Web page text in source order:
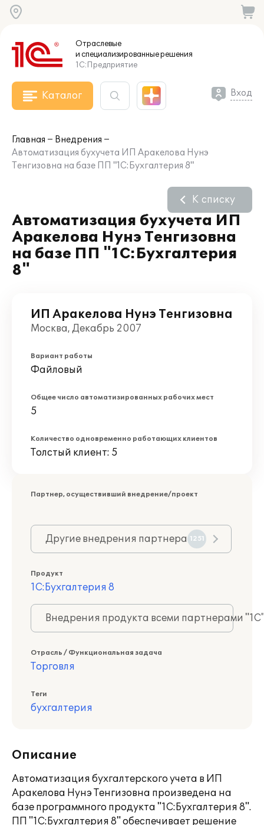
Отраслевые
и специализированныерешения
1С:Предприятие
Каталог Вход
Главная
Внедрения
Автоматизация бухучета ИП Аракелова Нунэ
Тенгизовна на базе ПП "1С:Бухгалтерия 8"
Автоматизация бухучета ИП
Аракелова Нунэ Тенгизовна
на базе ПП "1С:Бухгалтерия
8"
К списку
ИП Аракелова Нунэ Тенгизовна
Москва, Декабрь 2007
Вариант работы
Файловый
Общее число автоматизированных рабочих мест
5
Количество одновременно работающих клиентов
Толстый клиент: 5
Партнер, осуществивший внедрение/проект
Другие внедрения партнера 1251
Продукт
1С:Бухгалтерия 8
Внедрения продукта всеми партнерами
Отрасль / Функциональная задача
Торговля
Теги
бухгалтерия
Описание
Автоматизация бухгалтерского учета в ИП
Аракелова Нунэ Тенгизовна произведена на
базе программного продукта "1С:Бухгалтерия 8".
ПП "1С:Бухгалтерия 8" обеспечивает решение